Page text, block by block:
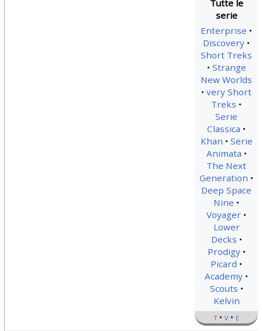
Enterprise
Discovery
Short Treks
Strange
New Worlds
very Short
Treks
Serie
Classica
Khan
Serie
Animata
The Next
Generation
Deep Space
Nine
Voyager
Lower
Decks
Prodigy
Picard
Academy
Scouts
Kelvin
t v e